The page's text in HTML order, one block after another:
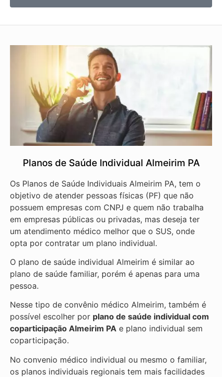
Planos de Saúde Individual Almeirim PA
Os Planos de Saúde Individuais Almeirim PA, tem o
objetivo de atender pessoas físicas (PF) que não
possuem empresas com CNPJ e quem não trabalha
em empresas públicas ou privadas, mas deseja ter
um atendimento médico melhor que o SUS, onde
opta por contratar um plano individual.
O plano de saúde individual Almeirim é similar ao
plano de saúde familiar, porém é apenas para uma
pessoa.
Nesse tipo de convênio médico Almeirim, também é
possível escolher por plano de saúde individual com
coparticipação Almeirim PA e plano individual sem
coparticipação.
No convenio médico individual ou mesmo o familiar,
os planos individuais regionais tem mais facilidades